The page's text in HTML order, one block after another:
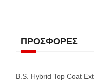
ΠΡΟΣΦΟΡΈΣ
B.S. Hybrid Top Coat